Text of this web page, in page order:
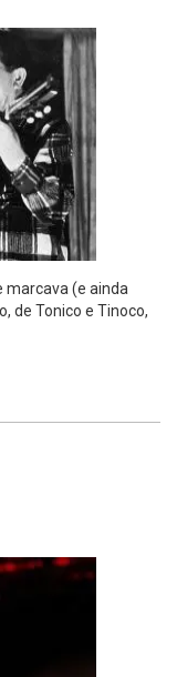
marcava (e ainda
de Tonico e Tinoco,